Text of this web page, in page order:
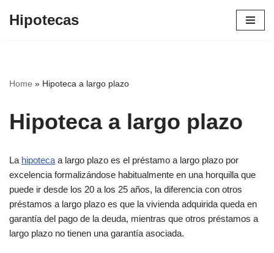
Hipotecas
Home » Hipoteca a largo plazo
Hipoteca a largo plazo
La hipoteca a largo plazo es el préstamo a largo plazo por
excelencia formalizándose habitualmente en una horquilla que
puede ir desde los 20 a los 25 años, la diferencia con otros
préstamos a largo plazo es que la vivienda adquirida queda en
garantía del pago de la deuda, mientras que otros préstamos a
largo plazo no tienen una garantía asociada.